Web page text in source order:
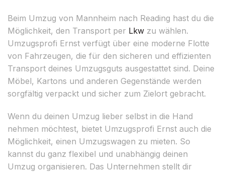
Beim Umzug von Mannheim nach Reading hast du die
Möglichkeit, den Transport per Lkw zu wählen.
Umzugsprofi Ernst verfügt über eine moderne Flotte
von Fahrzeugen, die für den sicheren und effizienten
Transport deines Umzugsguts ausgestattet sind. Deine
Möbel, Kartons und anderen Gegenstände werden
sorgfältig verpackt und sicher zum Zielort gebracht.
Wenn du deinen Umzug lieber selbst in die Hand
nehmen möchtest, bietet Umzugsprofi Ernst auch die
Möglichkeit, einen Umzugswagen zu mieten. So
kannst du ganz flexibel und unabhängig deinen
Umzug organisieren. Das Unternehmen stellt dir